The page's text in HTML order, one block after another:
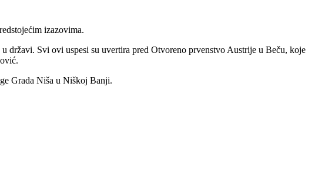
izazovima.
Svi ovi uspesi su uvertira pred Otvoreno prvenstvo Austrije u Beču, koje
Grada Niša u Niškoj Banji.